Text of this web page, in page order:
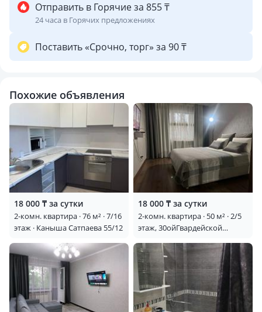
Отправить в Горячие за 855 ₸
24 часа в Горячих предложениях
Поставить «Срочно, торг» за 90 ₸
Похожие объявления
18 000 ₸ за сутки
2-комн. квартира · 76 м² · 7/16
этаж · Каныша Сатпаева 55/12
18 000 ₸ за сутки
2-комн. квартира · 50 м² · 2/5
этаж, 30ойГвардейской
30ойГвардейской дивизии